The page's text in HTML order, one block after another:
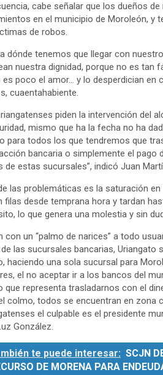
cabe señalar que los dueños
en el municipio de Moroleón, y
de robos.
dónde tenemos que llegar con
nuestra dignidad, porque no es tan
es poco el amor… y lo desperdician en
cuaentahabiente.
piden la intervención del
mismo que ha la fecha no ha
para todos los que tendremos que
bancaria o simplemente el pago
de estas sucursales”, indicó Juan
las problemáticas es la saturación
filas desde temprana hora y tardan
lo que genera una molestia y sin
con un “palmo de narices” a todo
las sucursales bancarias, Uriangato
haciendo una sola sucursal para
el no aceptar ir a los bancos del
que representa trasladarnos con el
colmo, todos se encuentran en zona
el culpable es el presidente
González.
te puede interesar: SCJN
DE MORENA PARA